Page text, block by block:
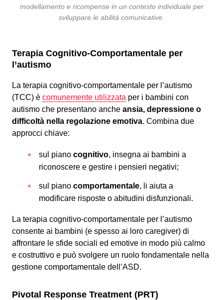
modellamento e ricompense in un contesto individuale per
sviluppare le abilità comunicative.
Terapia Cognitivo-Comportamentale per
l’autismo
La terapia cognitivo-comportamentale per l’autismo
(TCC) è comunemente utilizzata per i bambini con
autismo che presentano anche ansia, depressione o
difficoltà nella regolazione emotiva. Combina due
approcci chiave:
sul piano cognitivo, insegna ai bambini a
riconoscere e gestire i pensieri negativi;
sul piano comportamentale, li aiuta a
modificare risposte o abitudini disfunzionali.
La terapia cognitivo-comportamentale per l’autismo
consente ai bambini (e spesso ai loro caregiver) di
affrontare le sfide sociali ed emotive in modo più calmo
e costruttivo e può svolgere un ruolo fondamentale nella
gestione comportamentale dell’ASD.
Pivotal Response Treatment (PRT)